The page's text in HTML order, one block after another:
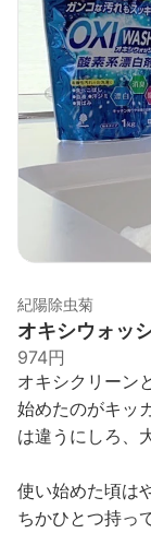
紀陽除虫菊
オキシウォッ
974円
オキシクリーン
始めたのがキッ
は違うにしろ、
使い始めた頃は
ちかひとつ持っ